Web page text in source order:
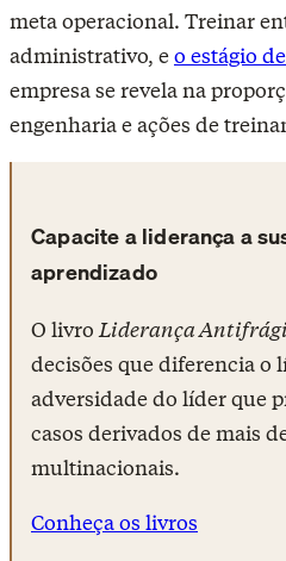
meta operacional. Treinar
administrativo, eo estágio
empresa se revela na
engenharia e ações de
Capacite a liderança a
aprendizado
O livro Liderança
decisões que diferencia o
adversidade do líder que
casos derivados de mais
multinacionais.
Conheça os livros